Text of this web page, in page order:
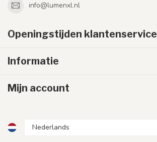
info@lumenxl.nl
Openingstijden klantenservice
Informatie
Mijn account